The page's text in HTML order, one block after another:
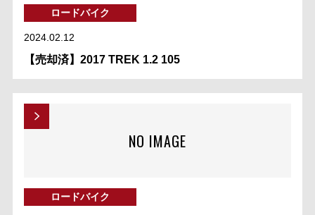
ロードバイク
2024.02.12
【売却済】2017 TREK 1.2 105
NO IMAGE
ロードバイク